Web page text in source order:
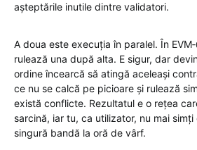
așteptările inutile dintre validatori.
A doua este execuția în paralel. În
rulează una după alta. E sigur, dar
ordine încearcă să atingă aceleași
ce nu se calcă pe picioare și rulează
există conflicte. Rezultatul e o rețea
sarcină, iar tu, ca utilizator, nu mai
singură bandă la oră de vârf.